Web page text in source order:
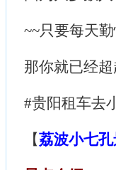
~~只要每天
那你就已经超
#贵阳租车去
【荔波小七